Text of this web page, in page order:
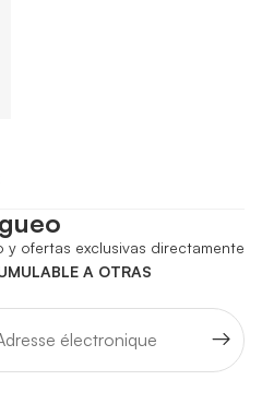
y ofertas exclusivas directamente
A OTRAS